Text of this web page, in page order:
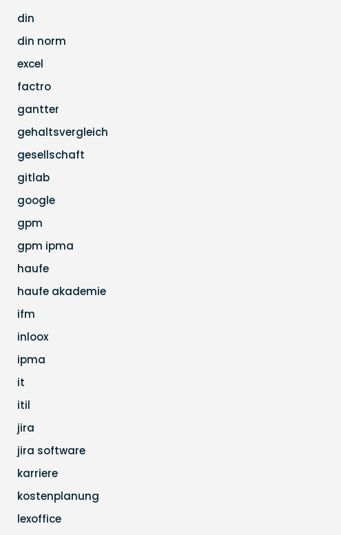
din
din norm
excel
factro
gantter
gehaltsvergleich
gesellschaft
gitlab
google
gpm
gpm ipma
haufe
haufe akademie
ifm
inloox
ipma
it
itil
jira
jira software
karriere
kostenplanung
lexoffice